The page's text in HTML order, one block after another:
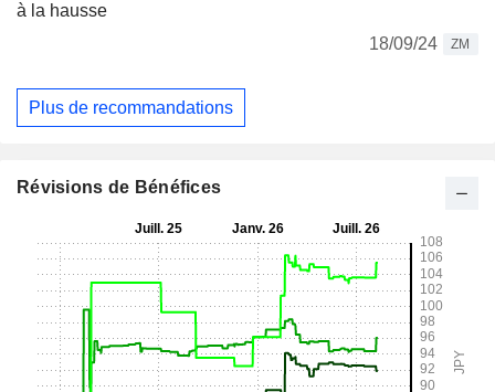
à la hausse
18/09/24
ZM
Plus de recommandations
Révisions de Bénéfices